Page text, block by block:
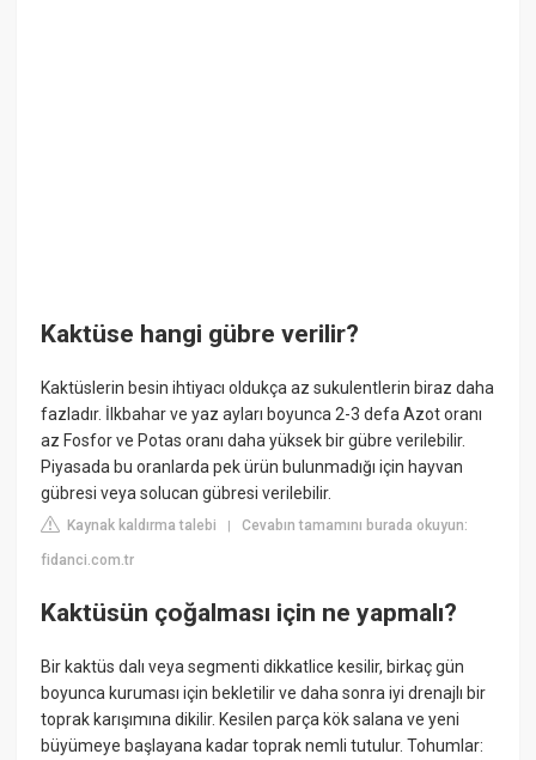
Kaktüse hangi gübre verilir?
Kaktüslerin besin ihtiyacı oldukça az sukulentlerin biraz daha
fazladır. İlkbahar ve yaz ayları boyunca 2-3 defa Azot oranı
az Fosfor ve Potas oranı daha yüksek bir gübre verilebilir.
Piyasada bu oranlarda pek ürün bulunmadığı için hayvan
gübresi veya solucan gübresi verilebilir.
Kaynak kaldırma talebi |Cevabın tamamını burada okuyun:
fidanci.com.tr
Kaktüsün çoğalması için ne yapmalı?
Bir kaktüs dalı veya segmenti dikkatlice kesilir, birkaç gün
boyunca kuruması için bekletilir ve daha sonra iyi drenajlı bir
toprak karışımına dikilir. Kesilen parça kök salana ve yeni
büyümeye başlayana kadar toprak nemli tutulur. Tohumlar: